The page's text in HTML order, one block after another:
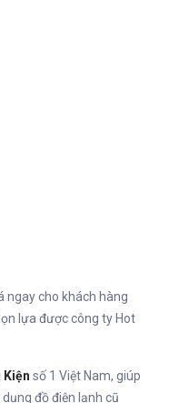
ngay cho khách hàng
lựa được công ty Hot
Kiện số 1 Việt Nam, giúp
đồ điện lạnh cũ